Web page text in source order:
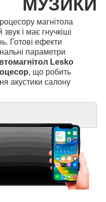
МУЗИКИ
магнітола
і має гнучкіші
Готові ефекти
параметри
Lesko
, що робить
акустики салону